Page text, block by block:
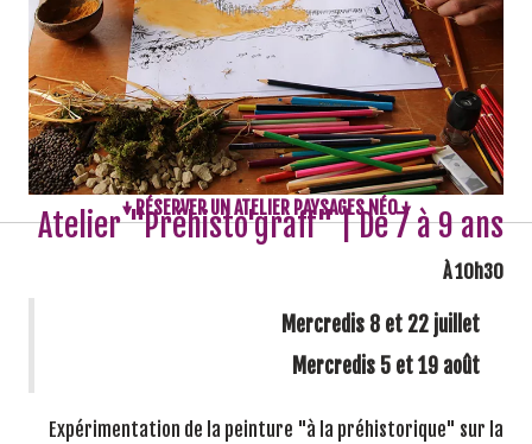
↓ RÉSERVER UN ATELIER PAYSAGES NÉO ↓
Atelier "Préhisto'graff" | De 7 à 9 ans
À 10h30
Mercredis 8 et 22 juillet
Mercredis 5 et 19 août
Expérimentation de la peinture "à la préhistorique" sur la